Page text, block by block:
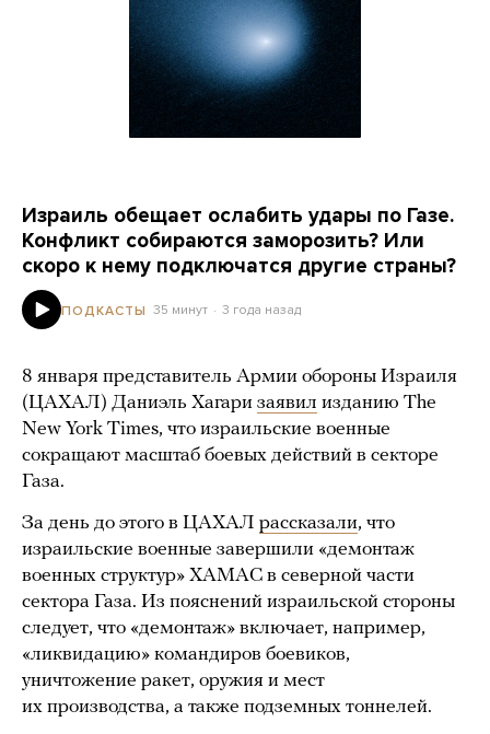
Израиль обещает ослабить удары по Газе.
Конфликт собираются заморозить? Или
скоро к нему подключатся другие страны?
ПОДКАСТЫ 35 минут 3 года назад
8 января представитель Армии обороны Израиля
(ЦАХАЛ) Даниэль Хагари заявил изданию The
New York Times, что израильские военные
сокращают масштаб боевых действий в секторе
Газа.
За день до этого в ЦАХАЛ рассказали, что
израильские военные завершили «демонтаж
военных структур» ХАМАС в северной части
сектора Газа. Из пояснений израильской стороны
следует, что «демонтаж» включает, например,
«ликвидацию» командиров боевиков,
уничтожение ракет, оружия и мест
их производства, а также подземных тоннелей.